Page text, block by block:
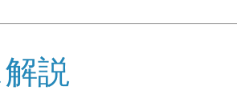
説